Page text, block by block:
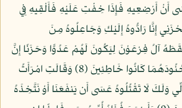
أَنْ أَرْضِعِيهِ فَإِذَا خِفْتِ عَلَيْهِ فَأَلْقِيهِ فِي
إِنَّا رَادُّوهُ إِلَيْكِ وَجَاعِلُوهُ مِنَ
(7) فَالْتَقَطَهُ آلُ فِرْعَوْنَ لِيَكُونَ لَهُمْ عَدُوًّا وَحَزَنًا إِنَّ
فِرْعَوْنَ وَهَامَانَ وَجُنُودَهُمَا كَانُوا خَاطِئِينَ (8) وَقَالَتِ امْرَأَتُ
لَا تَقْتُلُوهُ عَسَى أَن يَنفَعَنَا أَوْ نَتَّخِذَهُ